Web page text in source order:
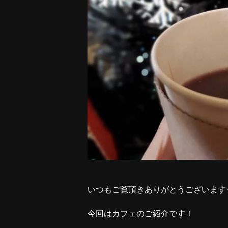
いつもご覧頂きありがとうございま
今回はカフェのご紹介です！